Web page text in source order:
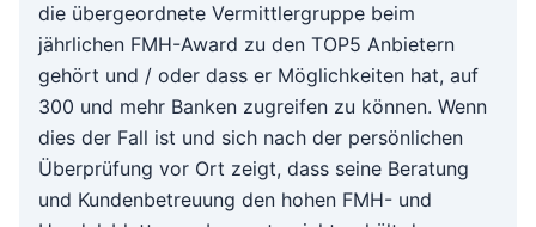
die übergeordnete Vermittlergruppe beim
jährlichen FMH-Award zu den TOP5 Anbietern
gehört und / oder dass er Möglichkeiten hat, auf
300 und mehr Banken zugreifen zu können. Wenn
dies der Fall ist und sich nach der persönlichen
Überprüfung vor Ort zeigt, dass seine Beratung
und Kundenbetreuung den hohen FMH- und